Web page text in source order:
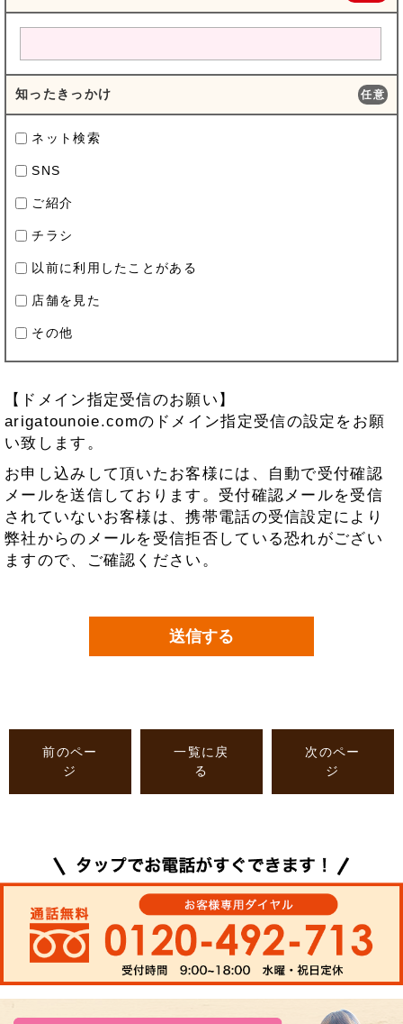
知ったきっかけ 任意
ネット検索
SNS
ご紹介
チラシ
以前に利用したことがある
店舗を見た
その他
【ドメイン指定受信のお願い】
arigatounoie.comのドメイン指定受信の設定をお願
い致します。
お申し込みして頂いたお客様には、自動で受付確認
メールを送信しております。受付確認メールを受信
されていないお客様は、携帯電話の受信設定により
弊社からのメールを受信拒否している恐れがござい
ますので、ご確認ください。
前のペー
ジ
一覧に戻
る
次のペー
ジ